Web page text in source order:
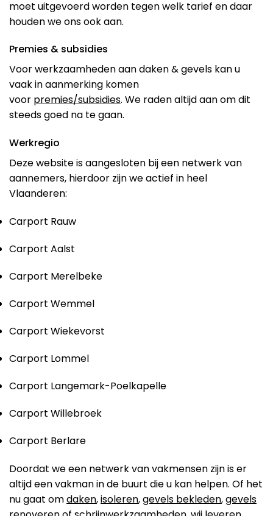
moet uitgevoerd worden tegen welk tarief en daar
houden we ons ook aan.
Premies & subsidies
Voor werkzaamheden aan daken & gevels kan u
vaak in aanmerking komen
voor premies/subsidies. We raden altijd aan om dit
steeds goed na te gaan.
Werkregio
Deze website is aangesloten bij een netwerk van
aannemers, hierdoor zijn we actief in heel
Vlaanderen:
Carport Rauw
Carport Aalst
Carport Merelbeke
Carport Wemmel
Carport Wiekevorst
Carport Lommel
Carport Langemark-Poelkapelle
Carport Willebroek
Carport Berlare
Doordat we een netwerk van vakmensen zijn is er
altijd een vakman in de buurt die u kan helpen. Of het
nu gaat omdaken,isoleren,gevels bekleden,gevels